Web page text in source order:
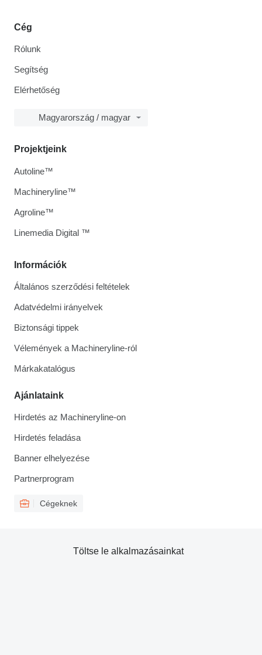
Cég
Rólunk
Segítség
Elérhetőség
Magyarország / magyar
Információk
Általános szerződési feltételek
Adatvédelmi irányelvek
Biztonsági tippek
Vélemények a Machineryline-ról
Márkakatalógus
Ajánlataink
Hirdetés az Machineryline-on
Hirdetés feladása
Banner elhelyezése
Partnerprogram
Cégeknek
Projektjeink
Autoline™
Machineryline™
Agroline™
Linemedia Digital ™
Töltse le alkalmazásainkat